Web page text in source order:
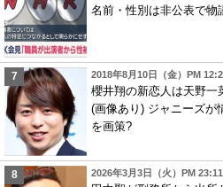
名前・性別は非公表で物
2018年8月10日（金）PM
櫻井翔の新恋人は天野一
(画像あり) ジャニーズが
を画策?
2026年3月3日（火）PM 23:11